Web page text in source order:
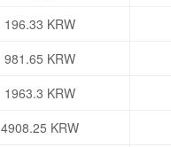
196.33 KRW
981.65 KRW
1963.3 KRW
4908.25 KRW